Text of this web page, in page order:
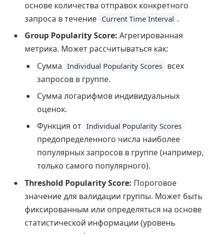
основе количества отправок конкретного
запроса в течение Current Time Interval .
Group Popularity Score: Агрегированная
метрика. Может рассчитываться как:
Сумма Individual Popularity Scores всех
запросов в группе.
Сумма логарифмов индивидуальных
оценок.
Функция от Individual Popularity Scores
предопределенного числа наиболее
популярных запросов в группе (например,
только самого популярного).
Threshold Popularity Score: Пороговое
значение для валидации группы. Может быть
фиксированным или определяться на основе
статистической информации (уровень